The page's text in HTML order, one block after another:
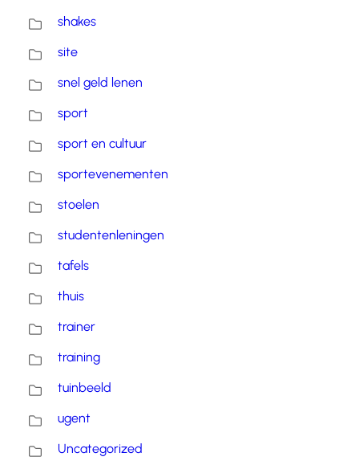
shakes
site
snel geld lenen
sport
sport en cultuur
sportevenementen
stoelen
studentenleningen
tafels
thuis
trainer
training
tuinbeeld
ugent
Uncategorized